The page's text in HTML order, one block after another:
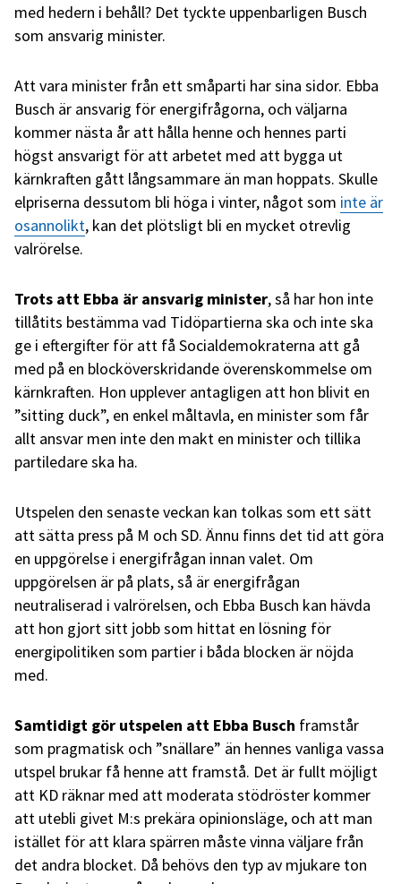
med hedern i behåll? Det tyckte uppenbarligen Busch
som ansvarig minister.
Att vara minister från ett småparti har sina sidor. Ebba
Busch är ansvarig för energifrågorna, och väljarna
kommer nästa år att hålla henne och hennes parti
högst ansvarigt för att arbetet med att bygga ut
kärnkraften gått långsammare än man hoppats. Skulle
elpriserna dessutom bli höga i vinter, något som inte är
osannolikt, kan det plötsligt bli en mycket otrevlig
valrörelse.
Trots att Ebba är ansvarig minister, så har hon inte
tillåtits bestämma vad Tidöpartierna ska och inte ska
ge i eftergifter för att få Socialdemokraterna att gå
med på en blocköverskridande överenskommelse om
kärnkraften. Hon upplever antagligen att hon blivit en
”sitting duck”, en enkel måltavla, en minister som får
allt ansvar men inte den makt en minister och tillika
partiledare ska ha.
Utspelen den senaste veckan kan tolkas som ett sätt
att sätta press på M och SD. Ännu finns det tid att göra
en uppgörelse i energifrågan innan valet. Om
uppgörelsen är på plats, så är energifrågan
neutraliserad i valrörelsen, och Ebba Busch kan hävda
att hon gjort sitt jobb som hittat en lösning för
energipolitiken som partier i båda blocken är nöjda
med.
Samtidigt gör utspelen att Ebba Busch framstår
som pragmatisk och ”snällare” än hennes vanliga vassa
utspel brukar få henne att framstå. Det är fullt möjligt
att KD räknar med att moderata stödröster kommer
att utebli givet M:s prekära opinionsläge, och att man
istället för att klara spärren måste vinna väljare från
det andra blocket. Då behövs den typ av mjukare ton